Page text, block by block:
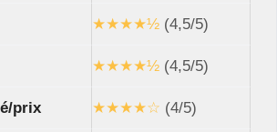
★★★★½ (4,5/5)
★★★★½ (4,5/5)
prix ★★★★☆ (4/5)